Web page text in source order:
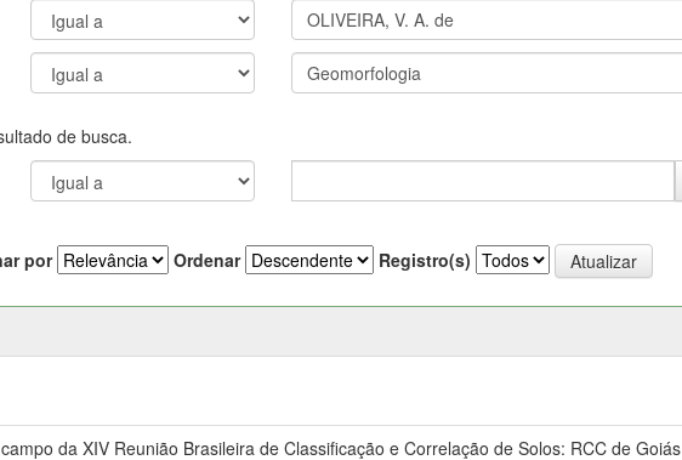
de busca.
por Ordenar Registro(s)
da XIV Reunião Brasileira de Classificação e Correlação de Solos: RCC de Goiás